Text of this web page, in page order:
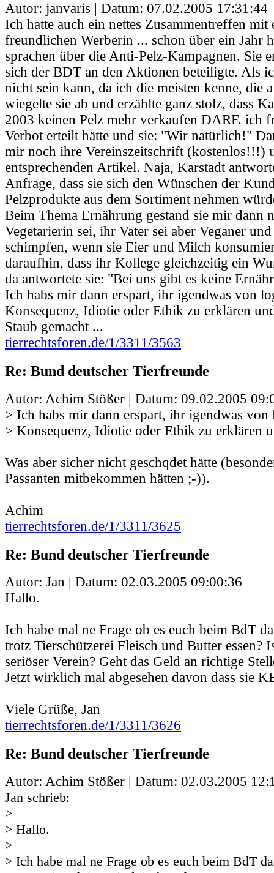
Autor: janvaris | Datum: 07.02.2005 17:31:44
Ich hatte auch ein nettes Zusammentreffen mit
freundlichen Werberin ... schon über ein Jahr
sprachen über die Anti-Pelz-Kampagnen. Sie
sich der BDT an den Aktionen beteiligte. Als
nicht sein kann, da ich die meisten kenne, die
wiegelte sie ab und erzählte ganz stolz, dass
2003 keinen Pelz mehr verkaufen DARF. ich
Verbot erteilt hätte und sie: "Wir natürlich!"
mir noch ihre Vereinszeitschrift (kostenlos!!!)
entsprechenden Artikel. Naja, Karstadt
Anfrage, dass sie sich den Wünschen der
Pelzprodukte aus dem Sortiment nehmen
Beim Thema Ernährung gestand sie mir dann
Vegetarierin sei, ihr Vater sei aber Veganer
schimpfen, wenn sie Eier und Milch
daraufhin, dass ihr Kollege gleichzeitig ein
da antwortete sie: "Bei uns gibt es keine
Ich habs mir dann erspart, ihr igendwas von
Konsequenz, Idiotie oder Ethik zu erklären
Staub gemacht ...
tierrechtsforen.de/1/3311/3563
Re: Bund deutscher Tierfreunde
Autor: Achim Stößer | Datum: 09.02.2005
> Ich habs mir dann erspart, ihr igendwas von
> Konsequenz, Idiotie oder Ethik zu erklären
Was aber sicher nicht geschqdet hätte
Passanten mitbekommen hätten ;-)).
Achim
tierrechtsforen.de/1/3311/3625
Re: Bund deutscher Tierfreunde
Autor: Jan | Datum: 02.03.2005 09:00:36
Hallo.
Ich habe mal ne Frage ob es euch beim BdT
trotz Tierschützerei Fleisch und Butter essen?
seriöser Verein? Geht das Geld an richtige
Jetzt wirklich mal abgesehen davon dass sie
Viele Grüße, Jan
tierrechtsforen.de/1/3311/3626
Re: Bund deutscher Tierfreunde
Autor: Achim Stößer | Datum: 02.03.2005
Jan schrieb:
>
> Hallo.
>
> Ich habe mal ne Frage ob es euch beim BdT